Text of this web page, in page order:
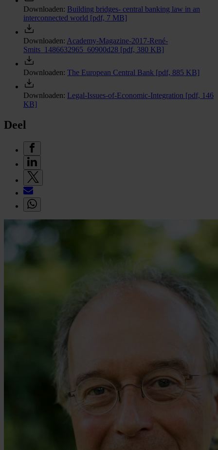
Downloaden: Building bridges- central banking law in an
interconnected world [pdf, 7 MB]
Downloaden: Academy-Magazine-2017-René-
Smits_1486632965_60900d28 [pdf, 380 KB]
Downloaden: The European Central Bank [pdf, 885 KB]
Downloaden: Legal-Issues-of-Economic-Integration [pdf, 146
KB]
Deel